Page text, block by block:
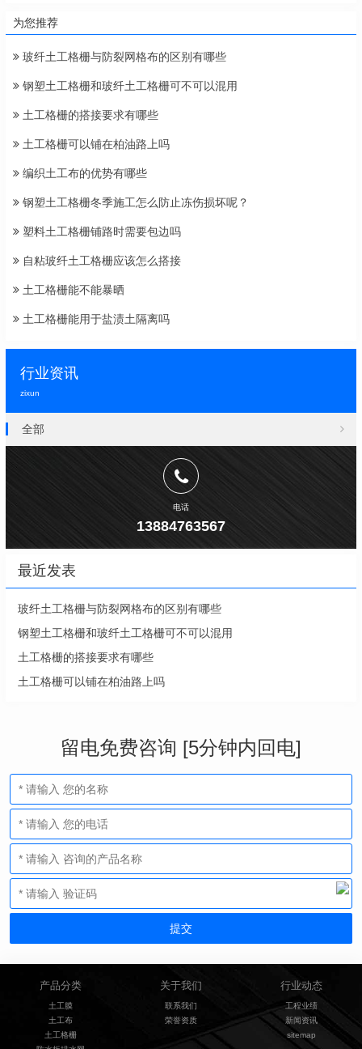
为您推荐
玻纤土工格栅与防裂网格布的区别有哪些
钢塑土工格栅和玻纤土工格栅可不可以混用
土工格栅的搭接要求有哪些
土工格栅可以铺在柏油路上吗
编织土工布的优势有哪些
钢塑土工格栅冬季施工怎么防止冻伤损坏呢？
塑料土工格栅铺路时需要包边吗
自粘玻纤土工格栅应该怎么搭接
土工格栅能不能暴晒
土工格栅能用于盐渍土隔离吗
行业资讯
zixun
全部
电话
13884763567
最近发表
玻纤土工格栅与防裂网格布的区别有哪些
钢塑土工格栅和玻纤土工格栅可不可以混用
土工格栅的搭接要求有哪些
土工格栅可以铺在柏油路上吗
留电免费咨询 [5分钟内回电]
产品分类
土工膜
土工布
土工格栅
关于我们
联系我们
荣誉资质
行业动态
工程业绩
新闻资讯
sitemap